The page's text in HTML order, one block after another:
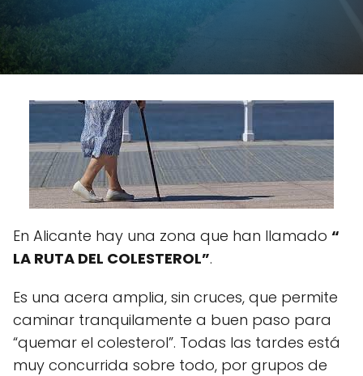
En Alicante hay una zona que han llamado “
LA RUTA DEL COLESTEROL”.
Es una acera amplia, sin cruces, que permite
caminar tranquilamente a buen paso para
“quemar el colesterol”. Todas las tardes está
muy concurrida sobre todo, por grupos de